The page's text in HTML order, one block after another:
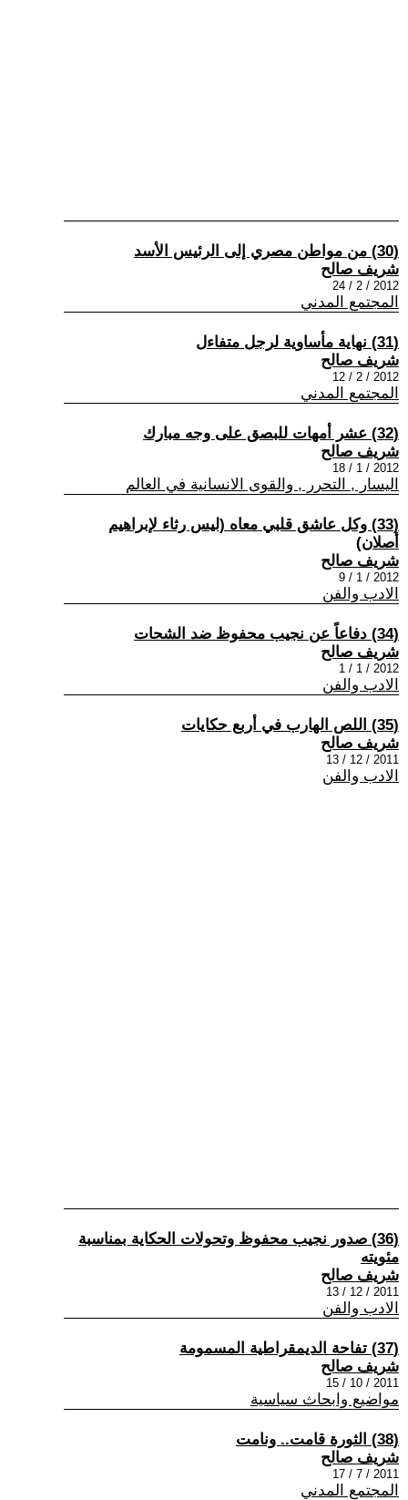
(30) من مواطن مصري إلى الرئيس الأسد
شريف صالح
2012 / 2 / 24
المجتمع المدني
(31) نهاية مأساوية لرجل متفاءل
شريف صالح
2012 / 2 / 12
المجتمع المدني
(32) عشر أمهات للبصق على وجه مبارك
شريف صالح
2012 / 1 / 18
اليسار , التحرر , والقوى الانسانية في العالم
(33) وكل عاشق قلبي معاه (ليس رثاء لإبراهيم
أصلان)
شريف صالح
2012 / 1 / 9
الادب والفن
(34) دفاعاً عن نجيب محفوظ ضد الشحات
شريف صالح
2012 / 1 / 1
الادب والفن
(35) اللص الهارب في أربع حكايات
شريف صالح
2011 / 12 / 13
الادب والفن
(36) صدور نجيب محفوظ وتحولات الحكاية بمناسبة
مئويته
شريف صالح
2011 / 12 / 13
الادب والفن
(37) تفاحة الديمقراطية المسمومة
شريف صالح
2011 / 10 / 15
مواضيع وابحاث سياسية
(38) الثورة قامت.. ونامت
شريف صالح
2011 / 7 / 17
المجتمع المدني